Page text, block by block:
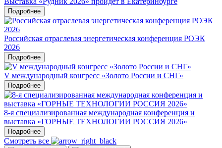
Подробнее
Российская отраслевая энергетическая конференция РОЭК
2026
Подробнее
V международный конгресс «Золото России и СНГ»
Подробнее
8-я специализированная международная конференция и
выставка «ГОРНЫЕ ТЕХНОЛОГИИ РОССИЯ 2026»
Подробнее
Смотреть все